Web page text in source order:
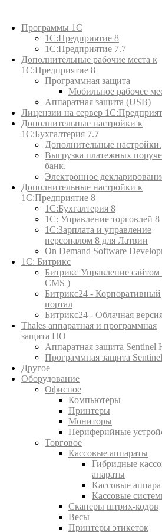
Программы 1С
1С:Предприятие 8
1С:Предприятие 7.7
Дополнительные рабочие места к
1С:Предприятие 8
Программная защита
Мобильное рабочее
Аппаратная защита (USB)
Лицензии на сервер
Дополнительные настройки к
1С:Бухгалтерия 7.7
Дополнительные настройки.
Выгрузка платежных
банк.
Электронное
Дополнительные настройки к
1С:Предприятие 8
1С:Бухгалтерия 8
1C: Управление торговлей 8
1С:Зарплата и управление
персоналом 8 для Латвии
On Demand Software
1С: Битрикс
Битрикс Управление сайтом
CMS )
Битрикс24 - Корпоративный
портал
Битрикс24 - Облачная
Thales аппаратная и программная
защита ПО
Аппаратная защита Sentinel
Программная защита
Другое
Оборудование
Офисное
Компьютеры
Принтеры
Мониторы
Периферийные
Торговое
Кассовые аппараты
Гибридные
апараты
Кассовые
Кассовые
Сканеры штрих-кодов
Весы
Принтеры этикеток